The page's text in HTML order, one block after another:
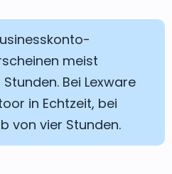
meist
Bei Lexware
in Echtzeit, bei
von vier Stunden.